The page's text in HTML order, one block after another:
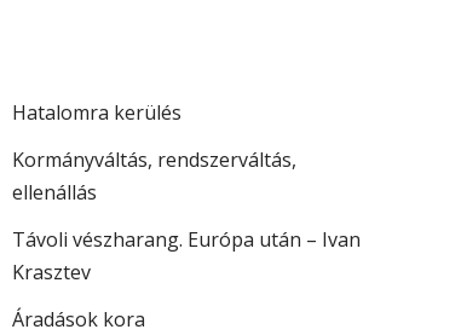
Hatalomra kerülés
Kormányváltás, rendszerváltás,
ellenállás
Távoli vészharang. Európa után – Ivan
Krasztev
Áradások kora